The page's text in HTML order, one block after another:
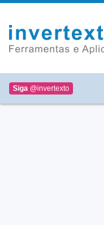
Siga @invertexto